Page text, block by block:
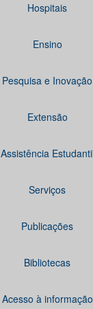
Hospitais
Ensino
Pesquisa e Inovação
Extensão
Assistência Estudantil
Serviços
Publicações
Bibliotecas
Acesso à informação